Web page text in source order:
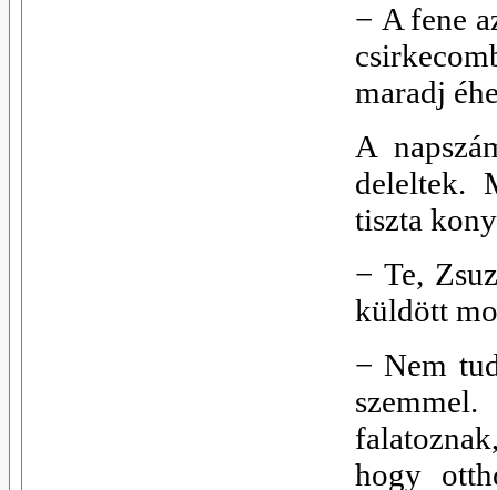
− A fene
maradj
A
deleltek.
tiszta
− Te,
küldött
−Nem
hogy